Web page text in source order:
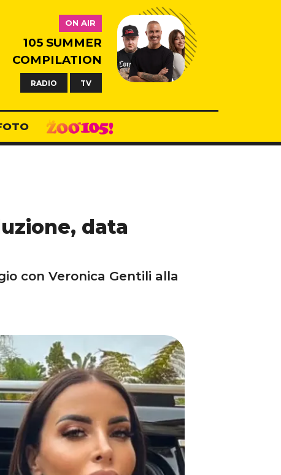
ON AIR
105 SUMMER
COMPILATION
RADIO TV
data
con Veronica Gentili alla